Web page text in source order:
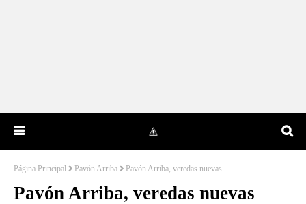
Página Principal Pavón Arriba Pavón Arriba, veredas nuevas
Pavón Arriba, veredas nuevas